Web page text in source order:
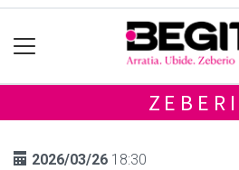
2026/03/26 18:30